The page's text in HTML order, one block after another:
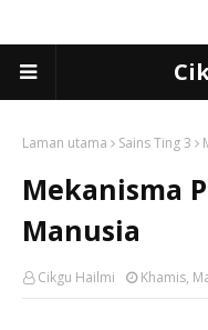
Laman utama Sains Ting 3
Mekanisma
Manusia
Cikgu Hailmi Khamis,